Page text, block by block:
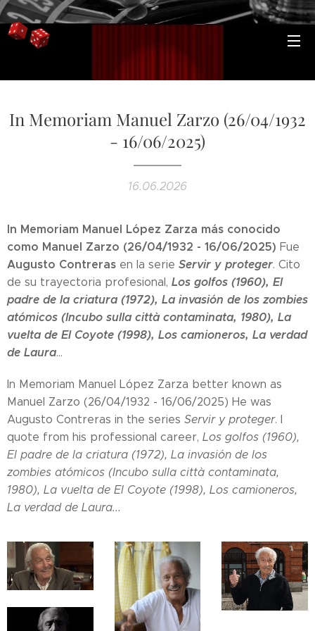
In Memoriam Manuel Zarzo (26/04/1932
- 16/06/2025)
16.06.2026
In Memoriam Manuel López Zarza más conocido
como Manuel Zarzo (26/04/1932 - 16/06/2025) Fue
Augusto Contreras en la serie Servir y proteger. Cito
de su trayectoria profesional, Los golfos (1960), El
padre de la criatura (1972), La invasión de los zombies
atómicos (Incubo sulla città contaminata, 1980), La
vuelta de El Coyote (1998), Los camioneros, La verdad
de Laura...
In Memoriam Manuel López Zarza better known as
Manuel Zarzo (26/04/1932 - 16/06/2025) He was
Augusto Contreras in the series Servir y proteger. I
quote from his professional career, Los golfos (1960),
El padre de la criatura (1972), La invasión de los
zombies atómicos (Incubo sulla città contaminata,
1980), La vuelta de El Coyote (1998), Los camioneros,
La verdad de Laura...